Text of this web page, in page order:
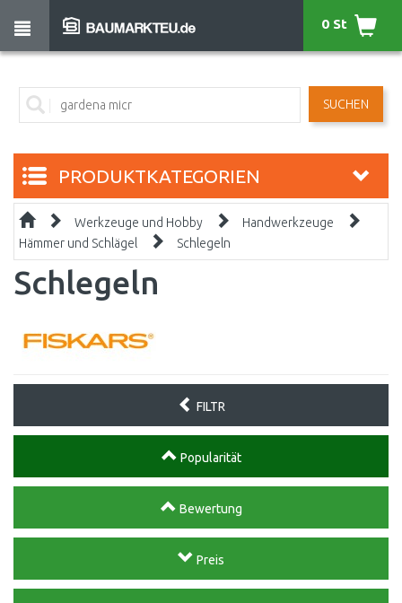
SUCHEN
0 St
PRODUKTKATEGORIEN
Werkzeuge und Hobby
Handwerkzeuge
Hämmer und Schlägel
Schlegeln
Schlegeln
FILTR
Popularität
Bewertung
Preis